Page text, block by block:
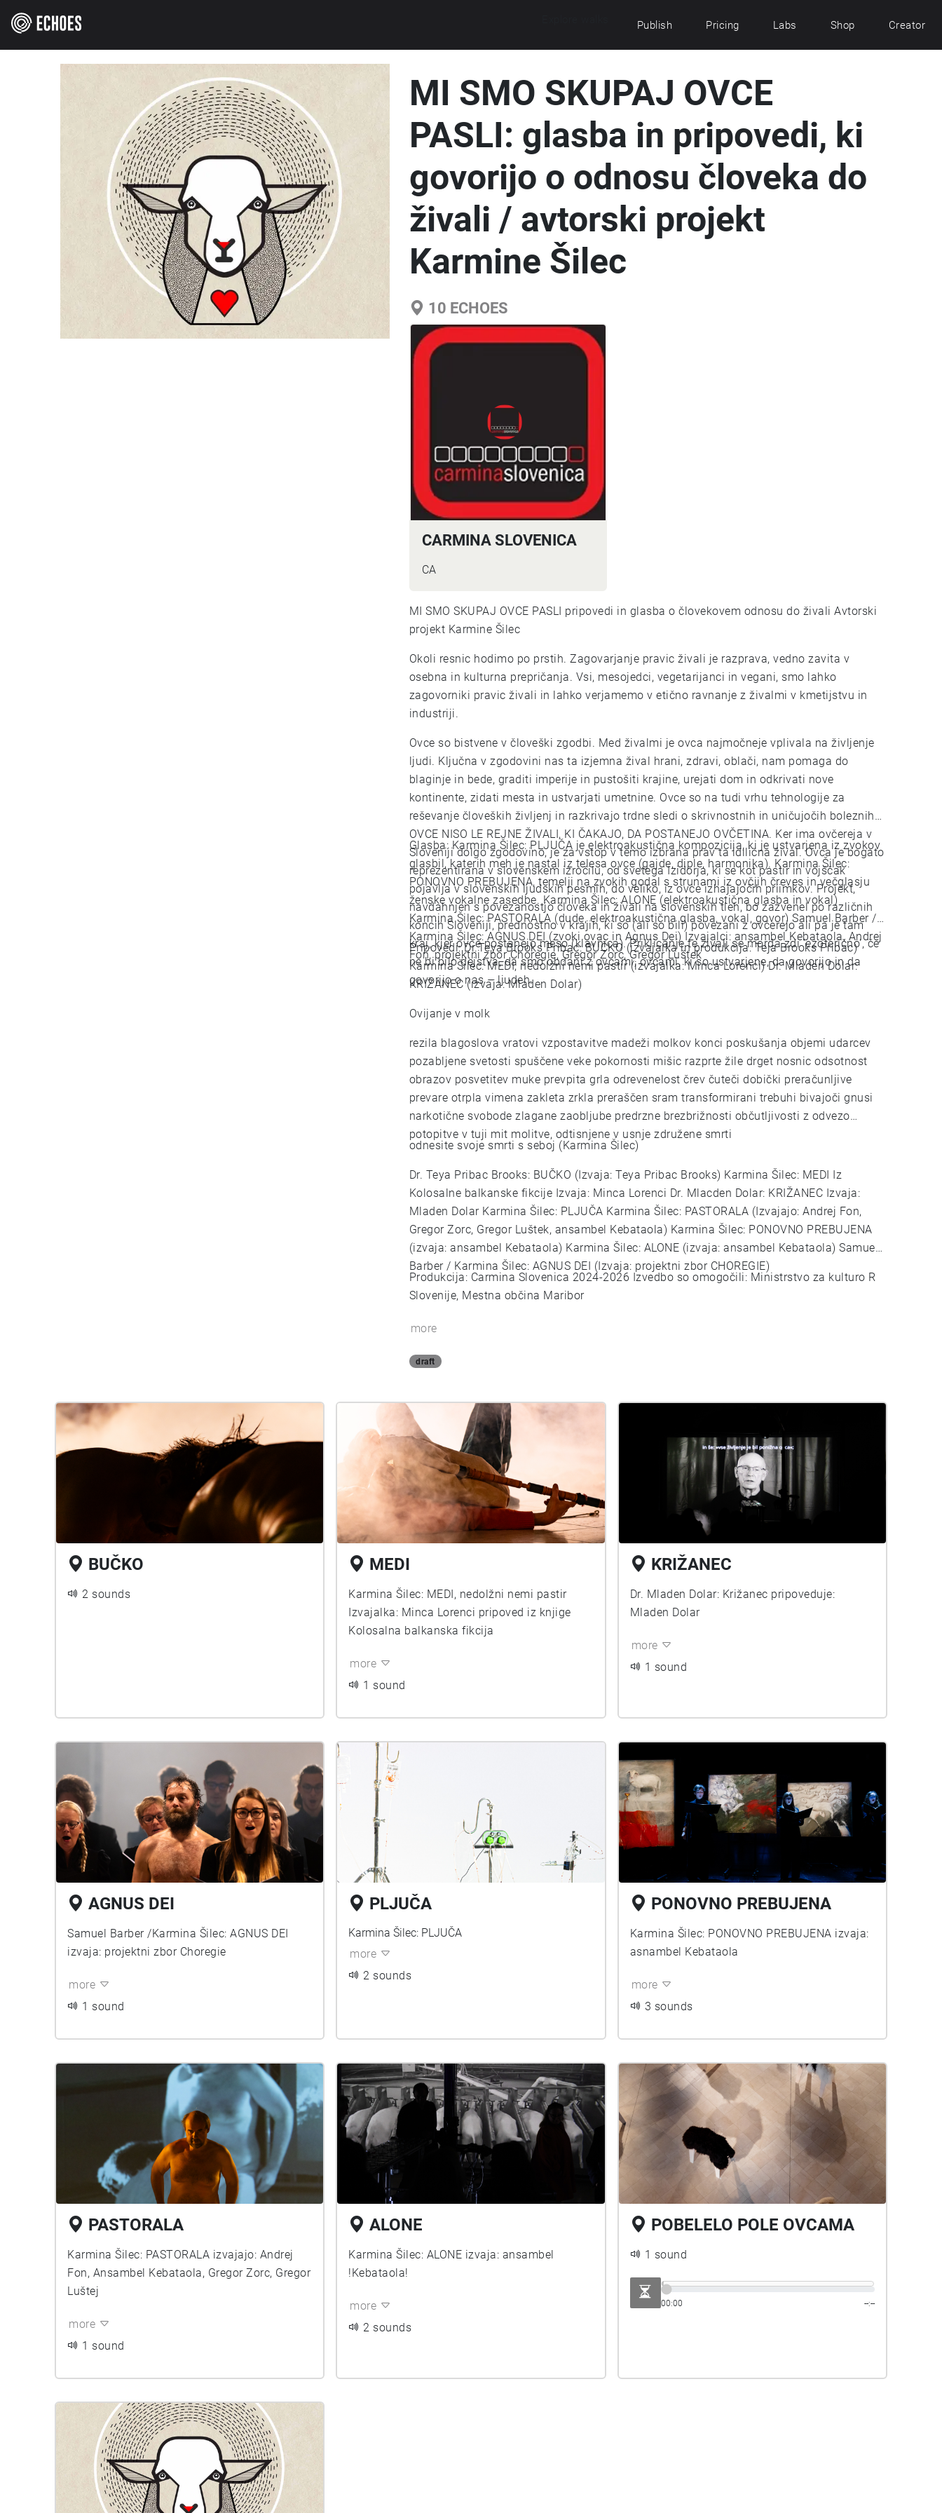
Publish Pricing Labs Shop Creator
MI SMO SKUPAJ OVCE
PASLI: glasba in pripovedi, ki
govorijo o odnosu človeka do
živali / avtorski projekt
Karmine Šilec
10 ECHOES
CARMINA SLOVENICA
CA
MI SMO SKUPAJ OVCE PASLI pripovedi in glasba o človekovem odnosu do živali Avtorski
projekt Karmine Šilec
Okoli resnic hodimo po prstih. Zagovarjanje pravic živali je razprava, vedno zavita v
osebna in kulturna prepričanja. Vsi, mesojedci, vegetarijanci in vegani, smo lahko
zagovorniki pravic živali in lahko verjamemo v etično ravnanje z živalmi v kmetijstvu in
industriji.
Ovce so bistvene v človeški zgodbi. Med živalmi je ovca najmočneje vplivala na življenje
ljudi. Ključna v zgodovini nas ta izjemna žival hrani, zdravi, oblači, nam pomaga do
blaginje in bede, graditi imperije in pustošiti krajine, urejati dom in odkrivati nove
kontinente, zidati mesta in ustvarjati umetnine. Ovce so na tudi vrhu tehnologije za
reševanje človeških življenj in razkrivajo trdne sledi o skrivnostnih in uničujočih boleznih.
OVCE NISO LE REJNE ŽIVALI, KI ČAKAJO, DA POSTANEJO OVČETINA. Ker ima ovčereja v
Sloveniji dolgo zgodovino, je za vstop v temo izbrana prav ta idilična žival. Ovca je bogato
reprezentirana v slovenskem izročilu, od svetega Izidorja, ki se kot pastir in vojščak
pojavlja v slovenskih ljudskih pesmih, do veliko, iz ovce izhajajočih priimkov. Projekt,
navdahnjen s povezanostjo človeka in živali na slovenskih tleh, bo zazvenel po različnih
koncih Sloveniji, prednostno v krajih, ki so (ali so bili) povezani z ovčerejo ali pa je tam
kraj, kjer ovce postanejo meso (klavnica). Priklicanje te živali se morda zdi 'ezoterično', če
ne bi bilo dejstva, da smo obdani z ovcami, ovcami, ki so ustvarjene, da govorijo in da
govorijo o nas – ljudeh.
Glasba: Karmina Šilec: PLJUČA je elektroakustična kompozicija, ki je ustvarjena iz zvokov
glasbil, katerih meh je nastal iz telesa ovce (gajde, diple, harmonika). Karmina Šilec:
PONOVNO PREBUJENA, temelji na zvokih godal s strunami iz ovčjih čreves in večglasju
ženske vokalne zasedbe. Karmina Šilec: ALONE (elektroakustična glasba in vokal)
Karmina Šilec: PASTORALA (dude, elektroakustična glasba, vokal, govor) Samuel Barber /
Karmina Šilec: AGNUS DEI (zvoki ovac in Agnus Dei) Izvajalci: ansambel Kebataola, Andrej
Fon, projektni zbor Choregie, Gregor Zorc, Gregor Luštek
Pripovedi: Dr.Teya Brooks Pribac: BUČKO (izvajalka in produkcija: Teja Brooks Pribac)
Karmina Šilec: MEDI, nedolžni nemi pastir (izvajalka: Minca Lorenci) Dr. Mladen Dolar:
KRIŽANEC (izvaja: Mladen Dolar)
Ovijanje v molk
rezila blagoslova vratovi vzpostavitve madeži molkov konci poskušanja objemi udarcev
pozabljene svetosti spuščene veke pokornosti mišic razprte žile drget nosnic odsotnost
obrazov posvetitev muke prevpita grla odrevenelost črev čuteči dobički preračunljive
prevare otrpla vimena zakleta zrkla preraščen sram transformirani trebuhi bivajoči gnusi
narkotične svobode zlagane zaobljube predrzne brezbrižnosti občutljivosti z odvezo
potopitve v tuji mit molitve, odtisnjene v usnje združene smrti
odnesite svoje smrti s seboj (Karmina Šilec)
Dr. Teya Pribac Brooks: BUČKO (Izvaja: Teya Pribac Brooks) Karmina Šilec: MEDI Iz
Kolosalne balkanske fikcije Izvaja: Minca Lorenci Dr. Mlacden Dolar: KRIŽANEC Izvaja:
Mladen Dolar Karmina Šilec: PLJUČA Karmina Šilec: PASTORALA (Izvajajo: Andrej Fon,
Gregor Zorc, Gregor Luštek, ansambel Kebataola) Karmina Šilec: PONOVNO PREBUJENA
(izvaja: ansambel Kebataola) Karmina Šilec: ALONE (izvaja: ansambel Kebataola) Samuel
Barber / Karmina Šilec: AGNUS DEI (Izvaja: projektni zbor CHOREGIE)
Produkcija: Carmina Slovenica 2024-2026 Izvedbo so omogočili: Ministrstvo za kulturo R
Slovenije, Mestna občina Maribor
more
draft
BUČKO
2 sounds
MEDI
Karmina Šilec: MEDI, nedolžni nemi pastir
Izvajalka: Minca Lorenci pripoved iz knjige
Kolosalna balkanska fikcija
more
1 sound
KRIŽANEC
Dr. Mladen Dolar: Križanec pripoveduje:
Mladen Dolar
more
1 sound
AGNUS DEI
Samuel Barber /Karmina Šilec: AGNUS DEI
izvaja: projektni zbor Choregie
more
1 sound
PLJUČA
Karmina Šilec: PLJUČA
more
2 sounds
PONOVNO PREBUJENA
Karmina Šilec: PONOVNO PREBUJENA izvaja:
asnambel Kebataola
more
3 sounds
PASTORALA
Karmina Šilec: PASTORALA izvajajo: Andrej
Fon, Ansambel Kebataola, Gregor Zorc, Gregor
Luštej
more
1 sound
ALONE
Karmina Šilec: ALONE izvaja: ansambel
!Kebataola!
more
2 sounds
POBELELO POLE OVCAMA
1 sound
00:00 --:--